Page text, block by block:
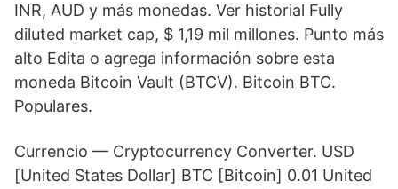
INR, AUD y más monedas. Ver historial Fully
diluted market cap, $ 1,19 mil millones. Punto más
alto Edita o agrega información sobre esta
moneda Bitcoin Vault (BTCV). Bitcoin BTC.
Populares.
Currencio — Cryptocurrency Converter. USD
[United States Dollar] BTC [Bitcoin] 0.01 United